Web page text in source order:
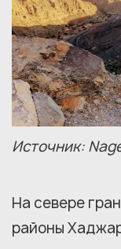
Источник:
На севере
районы